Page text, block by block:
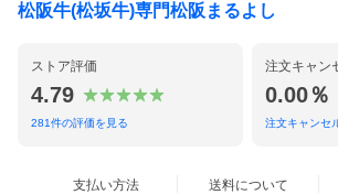
松阪牛(松坂牛)専門松阪まるよし
ストア評価
4.79
281件の評価を見る
注文キャン
0.00％
注文キャンセ
支払い方法 送料について